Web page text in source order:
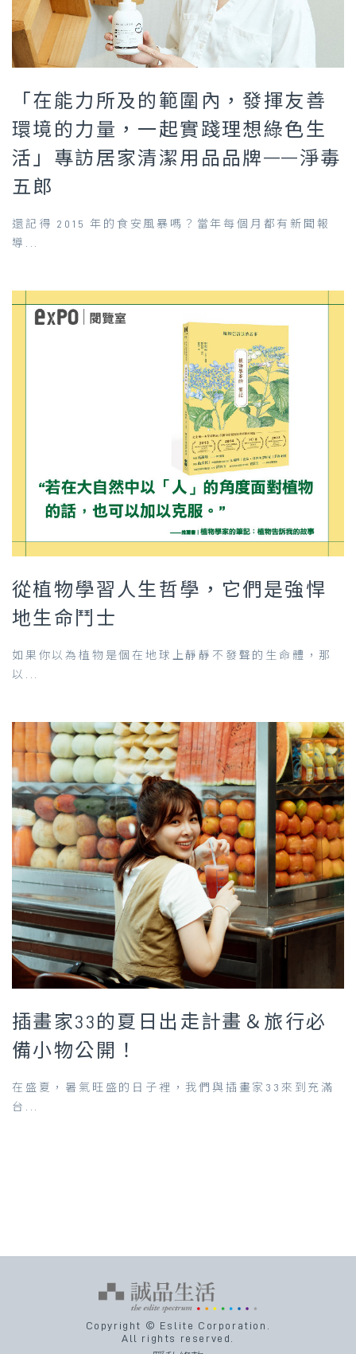
「在能力所及的範圍內，發揮友善
環境的力量，一起實踐理想綠色生
活」專訪居家清潔用品品牌——淨毒
五郎
還記得 2015 年的食安風暴嗎？當年每個月都有新聞報
導...
從植物學習人生哲學，它們是強悍
地生命鬥士
如果你以為植物是個在地球上靜靜不發聲的生命體，那
以...
插畫家33的夏日出走計畫＆旅行必
備小物公開！
在盛夏，暑氣旺盛的日子裡，我們與插畫家33來到充滿
台...
Copyright © Eslite Corporation.
All rights reserved.